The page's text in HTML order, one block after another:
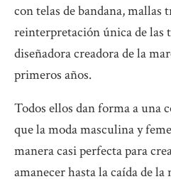
con telas de bandana, mallas
reinterpretación única de las
diseñadora creadora de la
primeros años.
Todos ellos dan forma a una
que la moda masculina y
manera casi perfecta para
amanecer hasta la caída de